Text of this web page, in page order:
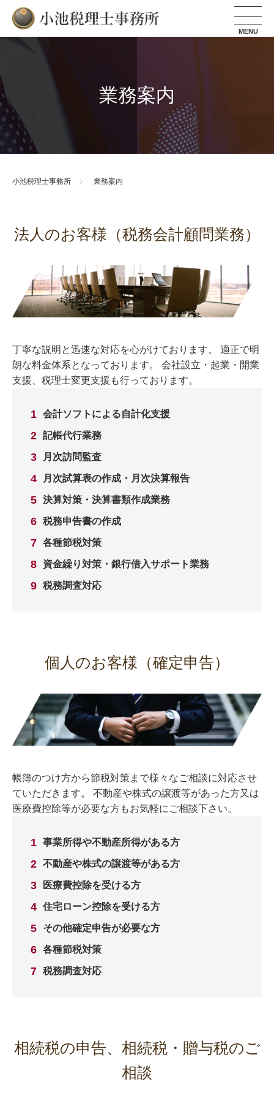
小池税理士事務所
業務案内
小池税理士事務所 業務案内
法人のお客様（税務会計顧問業務）
丁寧な説明と迅速な対応を心がけております。 適正で明
朗な料金体系となっております。 会社設立・起業・開業
支援、税理士変更支援も行っております。
会計ソフトによる自計化支援
記帳代行業務
月次訪問監査
月次試算表の作成・月次決算報告
決算対策・決算書類作成業務
税務申告書の作成
各種節税対策
資金繰り対策・銀行借入サポート業務
税務調査対応
個人のお客様（確定申告）
帳簿のつけ方から節税対策まで様々なご相談に対応させ
ていただきます。 不動産や株式の譲渡等があった方又は
医療費控除等が必要な方もお気軽にご相談下さい。
事業所得や不動産所得がある方
不動産や株式の譲渡等がある方
医療費控除を受ける方
住宅ローン控除を受ける方
その他確定申告が必要な方
各種節税対策
税務調査対応
相続税の申告、相続税・贈与税のご
相談